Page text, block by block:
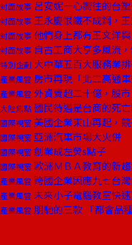
封面故事 呂安妮一心嚮往的台
封面故事 王永慶恨鐵不成鋼，
封面故事 他們身上都有王文洋
封面故事 自古工商大亨多風流
特別企劃 大中華五百大服務業
產業風雲 房市再現「北二高通車
產業風雲 外資賣超二十億，股
大陸焦點 國民待遇是台商的死
國際視窗 美國企業東山再起，
國際視窗 亞洲汽車市場大火併
國際視窗 創業成左熒s點子
國際視窗 歐洲ＭＢＡ教育的新
產業風雲 跨國企業因應九七台灣
產業風雲 未來小子電腦教室快
產業風雲 朋馳的三款 「都會品種